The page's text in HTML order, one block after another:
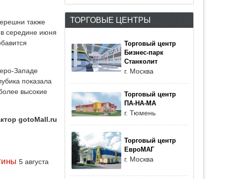
также
середине июня
Западе
показала
высокие
gotoMall.ru
5 августа
ТОРГОВЫЕ ЦЕНТРЫ
Торговый центр
Бизнес-парк
Станколит
г. Москва
Торговый центр
ПА-НА-МА
г. Тюмень
Торговый центр
ЕвроМАГ
г. Москва